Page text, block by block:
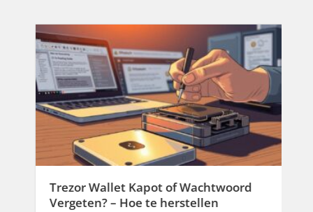
Trezor Wallet Kapot of Wachtwoord
Vergeten? – Hoe te herstellen